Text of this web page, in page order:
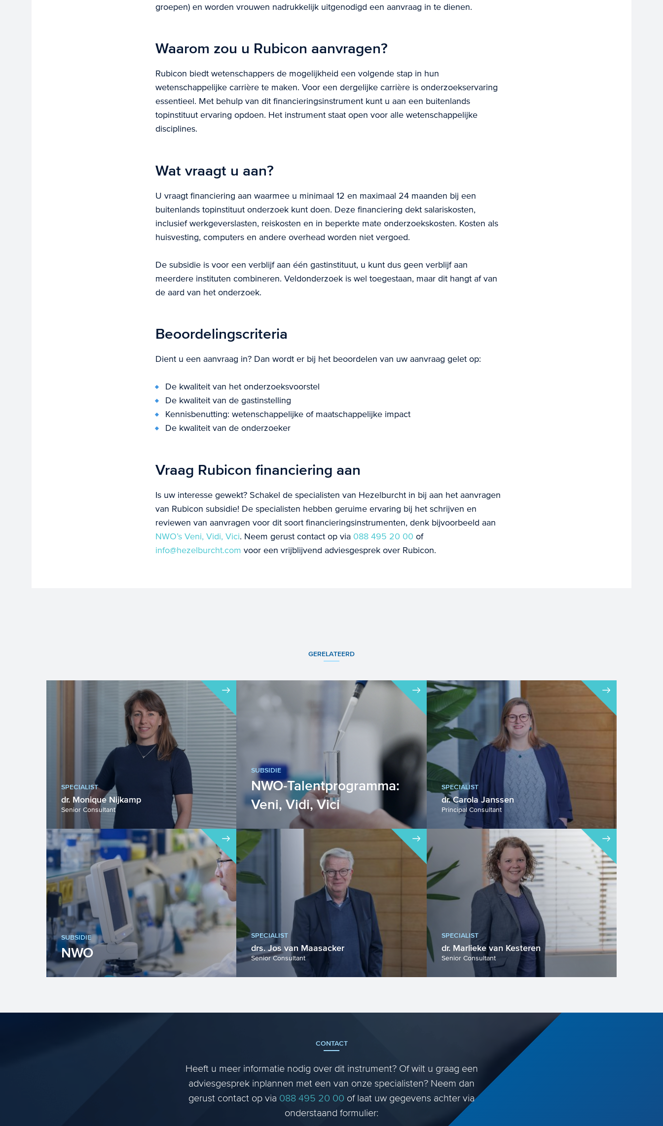
groepen) en worden vrouwen nadrukkelijk uitgenodigd een aanvraag in te dienen.
Waarom zou u Rubicon aanvragen?
Rubicon biedt wetenschappers de mogelijkheid een volgende stap in hun
wetenschappelijke carrière te maken. Voor een dergelijke carrière is onderzoekservaring
essentieel. Met behulp van dit financieringsinstrument kunt u aan een buitenlands
topinstituut ervaring opdoen. Het instrument staat open voor alle wetenschappelijke
disciplines.
Wat vraagt u aan?
U vraagt financiering aan waarmee u minimaal 12 en maximaal 24 maanden bij een
buitenlands topinstituut onderzoek kunt doen. Deze financiering dekt salariskosten,
inclusief werkgeverslasten, reiskosten en in beperkte mate onderzoekskosten. Kosten als
huisvesting, computers en andere overhead worden niet vergoed.
De subsidie is voor een verblijf aan één gastinstituut, u kunt dus geen verblijf aan
meerdere instituten combineren. Veldonderzoek is wel toegestaan, maar dit hangt af van
de aard van het onderzoek.
Beoordelingscriteria
Dient u een aanvraag in? Dan wordt er bij het beoordelen van uw aanvraag gelet op:
De kwaliteit van het onderzoeksvoorstel
De kwaliteit van de gastinstelling
Kennisbenutting: wetenschappelijke of maatschappelijke impact
De kwaliteit van de onderzoeker
Vraag Rubicon financiering aan
Is uw interesse gewekt? Schakel de specialisten van Hezelburcht in bij aan het aanvragen
van Rubicon subsidie! De specialisten hebben geruime ervaring bij het schrijven en
reviewen van aanvragen voor dit soort financieringsinstrumenten, denk bijvoorbeeld aan
NWO’s Veni, Vidi, Vici. Neem gerust contact op via 088 495 20 00 of
info@hezelburcht.com voor een vrijblijvend adviesgesprek over Rubicon.
GERELATEERD
SPECIALIST
dr. Monique Nijkamp
Senior Consultant
SUBSIDIE
NWO-Talentprogramma:
Veni, Vidi, Vici
Het NWO-Talentprogramma bestaat
uit drie financieringsvormen voor
talentvolle, creatieve onderzoeker...
SPECIALIST
dr. Carola Janssen
Principal Consultant
SUBSIDIE
NWO
Wetenschappelijk Onderzoek (NWO)
SPECIALIST
drs. Jos van Maasacker
Senior Consultant
SPECIALIST
dr. Marlieke van Kesteren
Senior Consultant
CONTACT
Heeft u meer informatie nodig over dit instrument? Of wilt u graag een
adviesgesprek inplannen met een van onze specialisten? Neem dan
gerust contact op via 088 495 20 00 of laat uw gegevens achter via
onderstaand formulier: